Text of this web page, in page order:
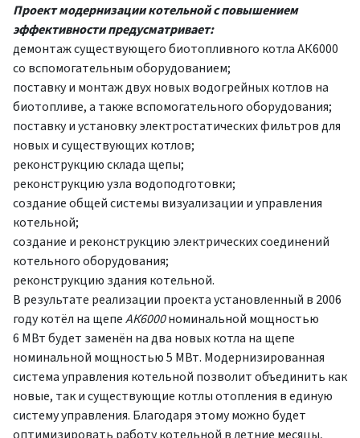
Проект модернизации котельной с повышением
эффективности предусматривает:
демонтаж существующего биотопливного котла АК6000
со вспомогательным оборудованием;
поставку и монтаж двух новых водогрейных котлов на
биотопливе, а также вспомогательного оборудования;
поставку и установку электростатических фильтров для
новых и существующих котлов;
реконструкцию склада щепы;
реконструкцию узла водоподготовки;
создание общей системы визуализации и управления
котельной;
создание и реконструкцию электрических соединений
котельного оборудования;
реконструкцию здания котельной.
В результате реализации проекта установленный в 2006
году котёл на щепеАК6000номинальной мощностью
6 МВт будет заменён на два новых котла на щепе
номинальной мощностью 5 МВт. Модернизированная
система управления котельной позволит объединить как
новые, так и существующие котлы отопления в единую
систему управления. Благодаря этому можно будет